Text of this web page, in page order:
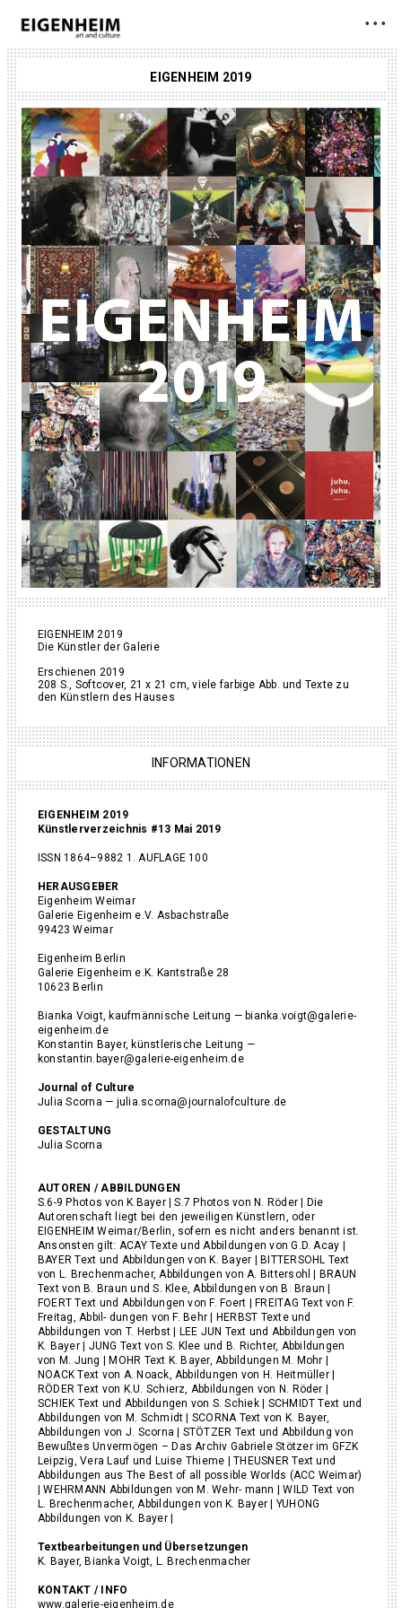
• • •
EIGENHEIM 2019
EIGENHEIM 2019
Die Künstler der Galerie
Erschienen 2019
208 S., Softcover, 21 x 21 cm, viele farbige Abb. und Texte zu
den Künstlern des Hauses
INFORMATIONEN
EIGENHEIM 2019
Künstlerverzeichnis #13 Mai 2019
ISSN 1864–9882 1. AUFLAGE 100
HERAUSGEBER
Eigenheim Weimar
Galerie Eigenheim e.V. Asbachstraße
99423 Weimar
Eigenheim Berlin
Galerie Eigenheim e.K. Kantstraße 28
10623 Berlin
Bianka Voigt, kaufmännische Leitung — bianka.voigt@galerie-
eigenheim.de
Konstantin Bayer, künstlerische Leitung —
konstantin.bayer@galerie-eigenheim.de
Journal of Culture
Julia Scorna — julia.scorna@journalofculture.de
GESTALTUNG
Julia Scorna
AUTOREN / ABBILDUNGEN
S.6-9 Photos von K.Bayer | S.7 Photos von N. Röder | Die
Autorenschaft liegt bei den jeweiligen Künstlern, oder
EIGENHEIM Weimar/Berlin, sofern es nicht anders benannt ist.
Ansonsten gilt: ACAY Texte und Abbildungen von G.D. Acay |
BAYER Text und Abbildungen von K. Bayer | BITTERSOHL Text
von L. Brechenmacher, Abbildungen von A. Bittersohl | BRAUN
Text von B. Braun und S. Klee, Abbildungen von B. Braun |
FOERT Text und Abbildungen von F. Foert | FREITAG Text von F.
Freitag, Abbil- dungen von F. Behr | HERBST Texte und
Abbildungen von T. Herbst | LEE JUN Text und Abbildungen von
K. Bayer | JUNG Text von S. Klee und B. Richter, Abbildungen
von M. Jung | MOHR Text K. Bayer, Abbildungen M. Mohr |
NOACK Text von A. Noack, Abbildungen von H. Heitmüller |
RÖDER Text von K.U. Schierz, Abbildungen von N. Röder |
SCHIEK Text und Abbildungen von S. Schiek | SCHMIDT Text und
Abbildungen von M. Schmidt | SCORNA Text von K. Bayer,
Abbildungen von J. Scorna | STÖTZER Text und Abbildung von
Bewußtes Unvermögen – Das Archiv Gabriele Stötzer im GFZK
Leipzig, Vera Lauf und Luise Thieme | THEUSNER Text und
Abbildungen aus The Best of all possible Worlds (ACC Weimar)
| WEHRMANN Abbildungen von M. Wehr- mann | WILD Text von
L. Brechenmacher, Abbildungen von K. Bayer | YUHONG
Abbildungen von K. Bayer |
Textbearbeitungen und Übersetzungen
K. Bayer, Bianka Voigt, L. Brechenmacher
KONTAKT / INFO
www.galerie-eigenheim.de